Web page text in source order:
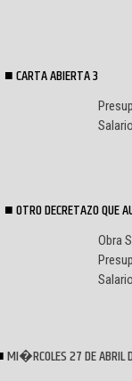
CARTA ABIERTA 3
Salario
OTRO DECRETAZO QUE
Obra
Salario
MI�RCOLES 27 DE ABRIL